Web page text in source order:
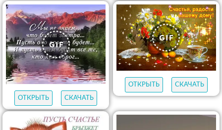
ОТКРЫТЬ СКАЧАТЬ
ОТКРЫТЬ СКАЧАТЬ